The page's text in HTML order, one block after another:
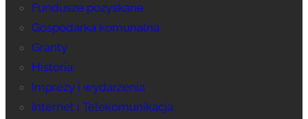
Fundusze pozyskane
Gospodarka komunalna
Granty
Historia
Imprezy i wydarzenia
Internet i Telekomunikacja